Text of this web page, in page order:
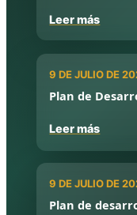
Leer más
9 DE JULIO DE
Plan de
Leer más
9 DE JULIO DE
Plan de